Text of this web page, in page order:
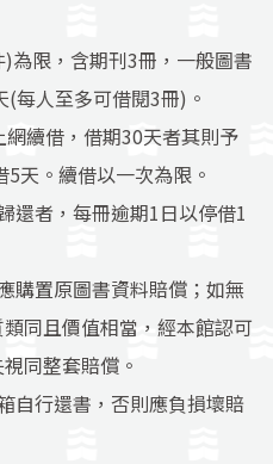
)為限，含期刊3冊，一般圖書
每人至多可借閱3冊)。
網續借，借期30天者其則予
天。續借以一次為限。
還者，每冊逾期1日以停借1
購置原圖書資料賠償；如無
同且價值相當，經本館認可
同整套賠償。
自行還書，否則應負損壞賠